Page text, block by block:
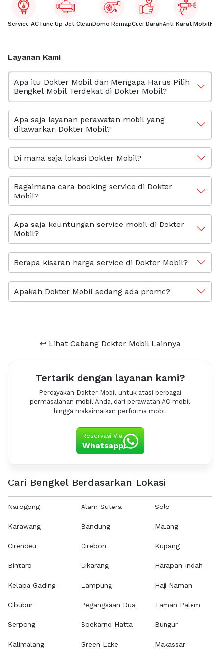
Service ACTune Up Jet CleanDomo RemapCuci DarahAnti Karat Mobil
Layanan Kami
Apa itu Dokter Mobil dan Mengapa Harus Pilih
Bengkel Mobil Terdekat di Dokter Mobil?
Apa saja layanan perawatan mobil yang
ditawarkan Dokter Mobil?
Di mana saja lokasi Dokter Mobil?
Bagaimana cara booking service di Dokter
Mobil?
Apa saja keuntungan service mobil di Dokter
Mobil?
Berapa kisaran harga service di Dokter Mobil?
Apakah Dokter Mobil sedang ada promo?
↩ Lihat Cabang Dokter Mobil Lainnya
Tertarik dengan layanan kami?
Percayakan Dokter Mobil untuk atasi berbagai
permasalahan mobil Anda, dari perawatan AC mobil
hingga maksimalkan performa mobil
Reservasi Via
Whatsapp
Cari Bengkel Berdasarkan Lokasi
Narogong
Karawang
Cirendeu
Bintaro
Kelapa Gading
Cibubur
Serpong
Kalimalang
Alam Sutera
Bandung
Cirebon
Cikarang
Lampung
Pegangsaan Dua
Soekarno Hatta
Green Lake
Solo
Malang
Kupang
Harapan Indah
Haji Naman
Taman Palem
Bungur
Makassar